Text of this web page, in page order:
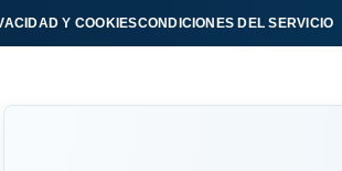
Y COOKIESCONDICIONES DEL SERVICIO